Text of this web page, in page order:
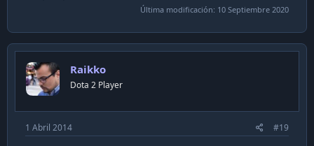
Última modificación: 10 Septiembre 2020
Raikko
Dota 2 Player
1 Abril 2014 #19